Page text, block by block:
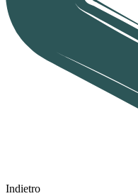
Indietro